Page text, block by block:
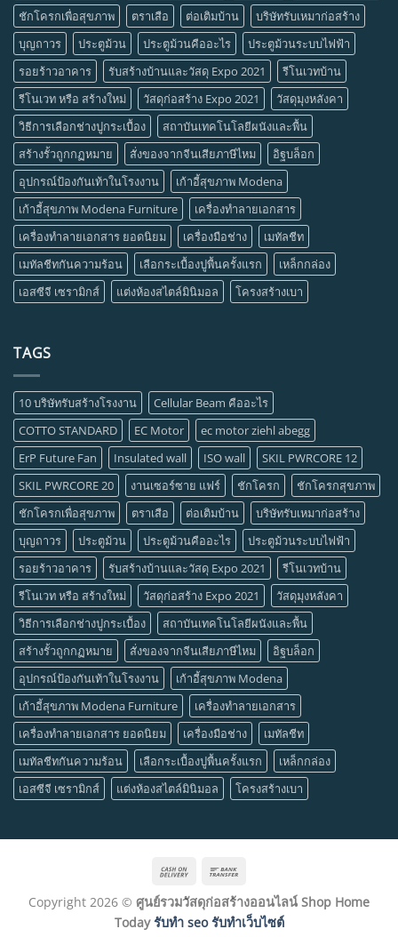
ชักโครกเพื่อสุขภาพ
ตราเสือ ต่อเติมบ้าน
บริษัทรับเหมาก่อสร้าง
บุญถาวร
ประตูม้วน ประตูม้วนคืออะไร
ประตูม้วนระบบไฟฟ้า
รอยร้าวอาคาร
รับสร้างบ้านและวัสดุ Expo 2021
รีโนเวทบ้าน
รีโนเวท หรือ สร้างใหม่
วัสดุก่อสร้าง Expo 2021
วัสดุมุงหลังคา
วิธีการเลือกช่างปูกระเบื้อง
สถาบันเทคโนโลยีผนังและพื้น
สร้างรั้วถูกกฏหมาย
สั่งของจากจีนเสียภาษีไหม
อิฐบล็อก
อุปกรณ์ป้องกันเท้าในโรงงาน
เก้าอี้สุขภาพ Modena
เก้าอี้สุขภาพ Modena Furniture
เครื่องทำลายเอกสาร
เครื่องทำลายเอกสาร ยอดนิยม
เครื่องมือช่าง
เมทัลชีท
เมทัลชีทกันความร้อน
เลือกระเบื้องปูพื้นครั้งแรก
เหล็กกล่อง
เอสซีจี เซรามิกส์
แต่งห้องสไตล์มินิมอล โครงสร้างเบา
TAGS
10 บริษัทรับสร้างโรงงาน
Cellular Beam คืออะไร
COTTO STANDARD
EC Motor
ec motor ziehl abegg
ErP Future Fan
Insulated wall ISO wall
SKIL PWRCORE 12
SKIL PWRCORE 20
งานเซอร์ซาย แฟร์ ชักโครก
ชักโครกสุขภาพ
ชักโครกเพื่อสุขภาพ
ตราเสือ ต่อเติมบ้าน
บริษัทรับเหมาก่อสร้าง
บุญถาวร
ประตูม้วน ประตูม้วนคืออะไร
ประตูม้วนระบบไฟฟ้า
รอยร้าวอาคาร
รับสร้างบ้านและวัสดุ Expo 2021
รีโนเวทบ้าน
รีโนเวท หรือ สร้างใหม่
วัสดุก่อสร้าง Expo 2021
วัสดุมุงหลังคา
วิธีการเลือกช่างปูกระเบื้อง
สถาบันเทคโนโลยีผนังและพื้น
สร้างรั้วถูกกฏหมาย
สั่งของจากจีนเสียภาษีไหม
อิฐบล็อก
อุปกรณ์ป้องกันเท้าในโรงงาน
เก้าอี้สุขภาพ Modena
เก้าอี้สุขภาพ Modena Furniture
เครื่องทำลายเอกสาร
เครื่องทำลายเอกสาร ยอดนิยม
เครื่องมือช่าง
เมทัลชีท
เมทัลชีทกันความร้อน
เลือกระเบื้องปูพื้นครั้งแรก
เหล็กกล่อง
เอสซีจี เซรามิกส์
แต่งห้องสไตล์มินิมอล โครงสร้างเบา
Cash
Delivery
Copyright 2026 © ศูนย์รวมวัสดุก่อสร้างออนไลน์ Shop Home
Todayรับทำ seo รับทำเว็บไซต์